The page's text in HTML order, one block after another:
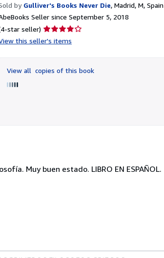
by Gulliver's Books Never Die, Madrid, M, Spain
Seller since September 5, 2018
star seller) Seller
rating
of
5
this seller's items
View all copies of this book
Muy buen estado. LIBRO EN ESPAÑOL.